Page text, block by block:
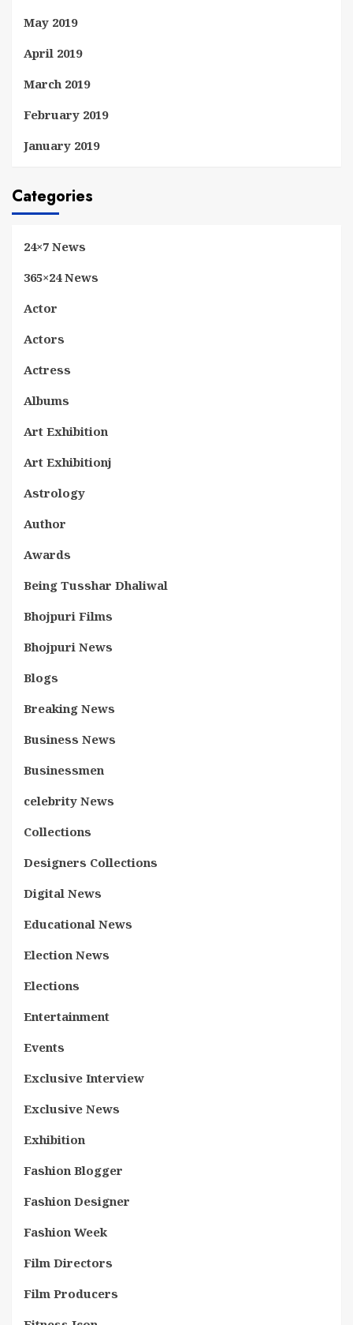
May 2019
April 2019
March 2019
February 2019
January 2019
Categories
24×7 News
365×24 News
Actor
Actors
Actress
Albums
Art Exhibition
Art Exhibitionj
Astrology
Author
Awards
Being Tusshar Dhaliwal
Bhojpuri Films
Bhojpuri News
Blogs
Breaking News
Business News
Businessmen
celebrity News
Collections
Designers Collections
Digital News
Educational News
Election News
Elections
Entertainment
Events
Exclusive Interview
Exclusive News
Exhibition
Fashion Blogger
Fashion Designer
Fashion Week
Film Directors
Film Producers